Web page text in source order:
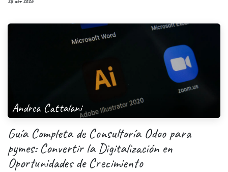
Andrea Cattalani
Guía Completa de Consultoría Odoo para
pymes: Convertir la Digitalización en
Oportunidades de Crecimiento